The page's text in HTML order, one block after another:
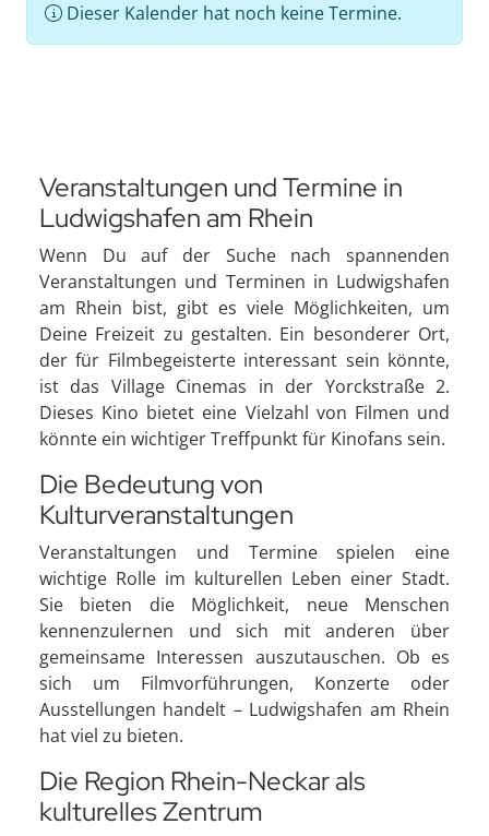
Dieser Kalender hat noch keine Termine.
Veranstaltungen und Termine in
Ludwigshafen am Rhein
Wenn Du auf der Suche nach spannenden
Veranstaltungen und Terminen in Ludwigshafen
am Rhein bist, gibt es viele Möglichkeiten, um
Deine Freizeit zu gestalten. Ein besonderer Ort,
der für Filmbegeisterte interessant sein könnte,
ist das Village Cinemas in der Yorckstraße 2.
Dieses Kino bietet eine Vielzahl von Filmen und
könnte ein wichtiger Treffpunkt für Kinofans sein.
Die Bedeutung von
Kulturveranstaltungen
Veranstaltungen und Termine spielen eine
wichtige Rolle im kulturellen Leben einer Stadt.
Sie bieten die Möglichkeit, neue Menschen
kennenzulernen und sich mit anderen über
gemeinsame Interessen auszutauschen. Ob es
sich um Filmvorführungen, Konzerte oder
Ausstellungen handelt – Ludwigshafen am Rhein
hat viel zu bieten.
Die Region Rhein-Neckar als
kulturelles Zentrum